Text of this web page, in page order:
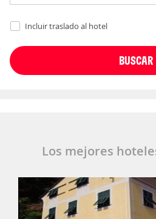
Incluir traslado al hotel
Los mejores